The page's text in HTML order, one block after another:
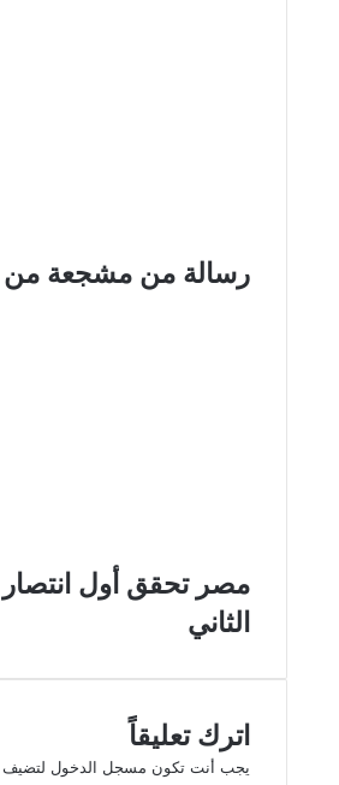
رسالة من مشجعة من
مصر تحقق أول انتصار
الثاني
اترك تعليقاً
يجب أنت تكون مسجل الدخول لتضيف